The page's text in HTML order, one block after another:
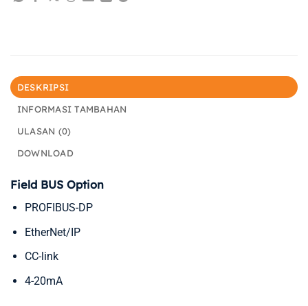
DESKRIPSI
INFORMASI TAMBAHAN
ULASAN (0)
DOWNLOAD
Field BUS Option
PROFIBUS-DP
EtherNet/IP
CC-link
4-20mA